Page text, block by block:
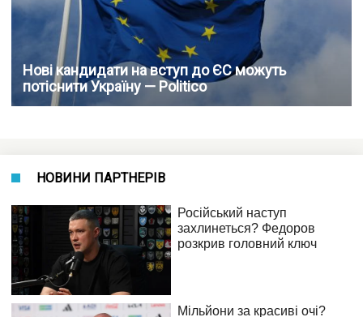
Нові кандидати на вступ до ЄС можуть
потіснити Україну — Politico
НОВИНИ ПАРТНЕРІВ